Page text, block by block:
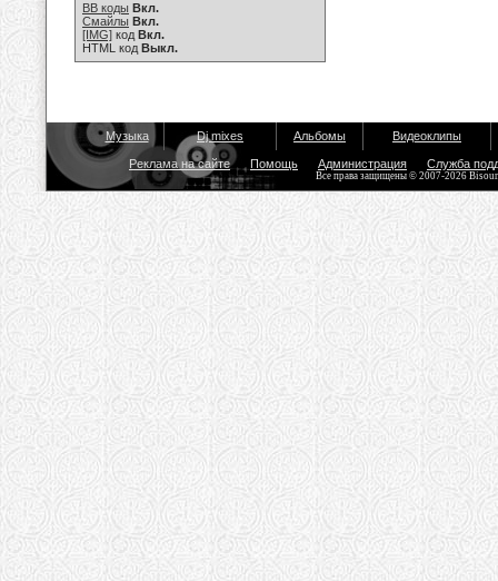
BB коды Вкл.
Смайлы Вкл.
[IMG] код Вкл.
HTML код Выкл.
Музыка Dj mixes Альбомы Видеоклипы
Реклама на сайте Помощь Администрация Служба
Все права защищены © 2007-2026